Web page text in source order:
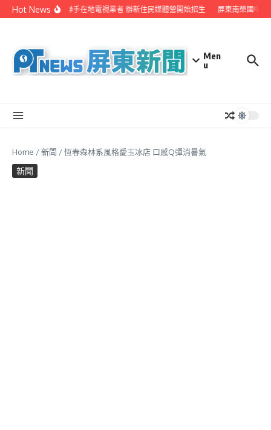
Skip to content
Hot News屏縣府聯手在地電視業者 辦新住民媒體營開始招生 屏東南榮國中赴
Men
u
Home /新聞 /恆春森林系風格愛玉冰店 口感Q彈消暑氣
新聞